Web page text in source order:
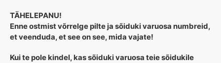
TÄHELEPANU!
Enne ostmist võrrelge pilte ja sõiduki varuosa numbreid,
et veenduda, et see on see, mida vajate!
Kui te pole kindel, kas sõiduki varuosa teie sõidukile